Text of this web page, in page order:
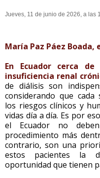
Jueves, 11 de junio de 2026, a las
María Paz Páez Boada,
En Ecuador cerca de
insuficiencia renal
de diálisis son
considerando que cada
los riesgos clínicos y
vidas día a día. Es por
el Ecuador no
procedimiento más
contrario, son una
estos pacientes la
oportunidad que tienen